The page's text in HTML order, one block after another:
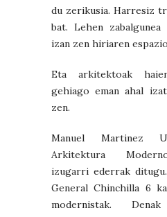
du zerikusia. Harresiz
bat. Lehen
izan zen hiriaren
Eta arkitektoak
gehiago eman ahal
zen.
Manuel Martinez
Arkitektura
izugarri ederrak
General Chinchilla 6
modernistak.